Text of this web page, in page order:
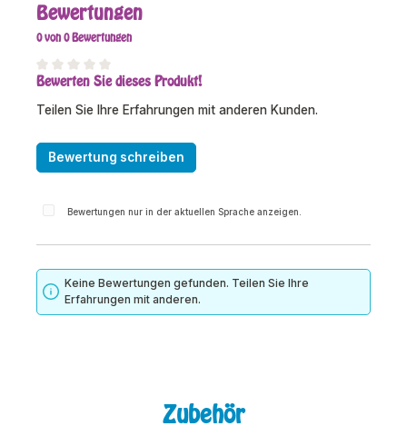
Bewertungen
0 von 0 Bewertungen
Durchschnittliche Bewertung von 0 von 5 Sternen
Bewerten Sie dieses Produkt!
Teilen Sie Ihre Erfahrungen mit anderen Kunden.
Bewertung schreiben
Bewertungen nur in der aktuellen Sprache anzeigen.
Keine Bewertungen gefunden. Teilen Sie Ihre
Erfahrungen mit anderen.
Produktgalerie überspringenZubehör